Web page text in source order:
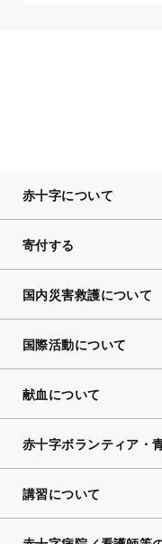
赤十字について
寄付する
国内災害救護について
国際活動について
献血について
赤十字ボランティア・
講習について